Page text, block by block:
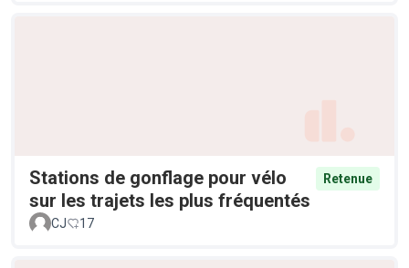
Stations de gonflage pour vélo
sur les trajets les plus fréquentés
Retenue
CJ 17